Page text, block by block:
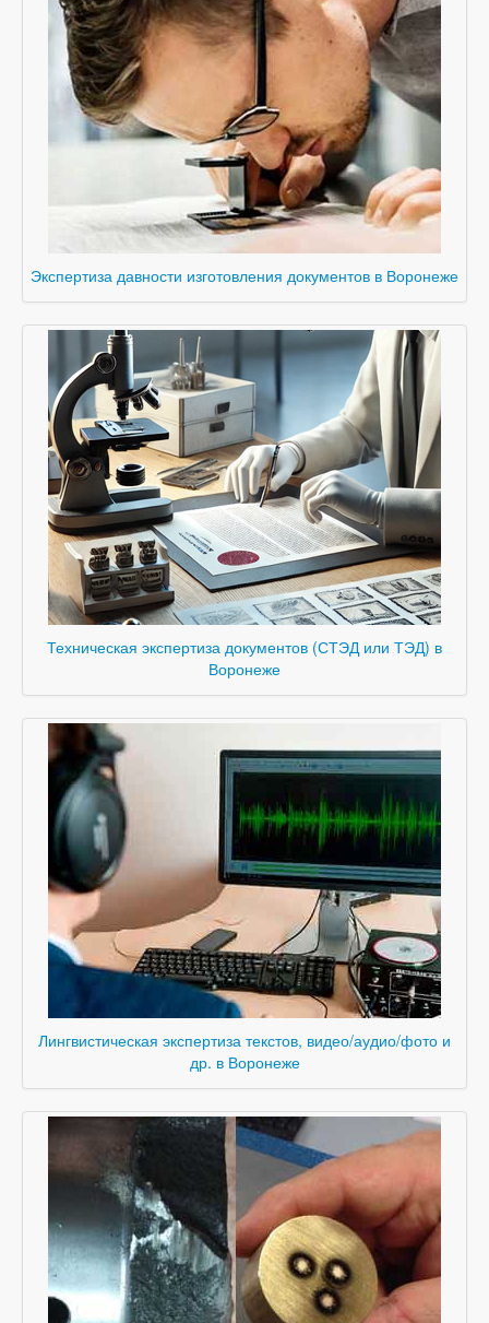
Экспертиза давности изготовления документов в Воронеже
Техническая экспертиза документов (СТЭД или ТЭД) в
Воронеже
Лингвистическая экспертиза текстов, видео/аудио/фото и
др. в Воронеже